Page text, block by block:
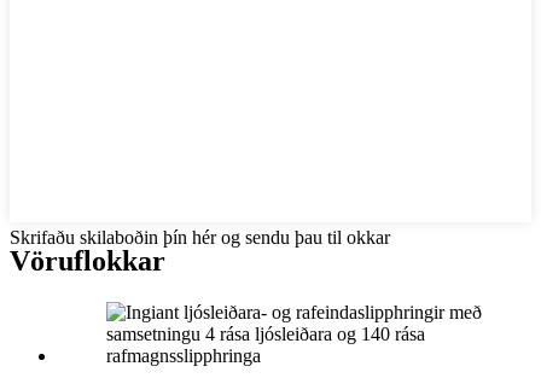
Skrifaðu skilaboðin þín hér og sendu þau til okkar
Vöruflokkar